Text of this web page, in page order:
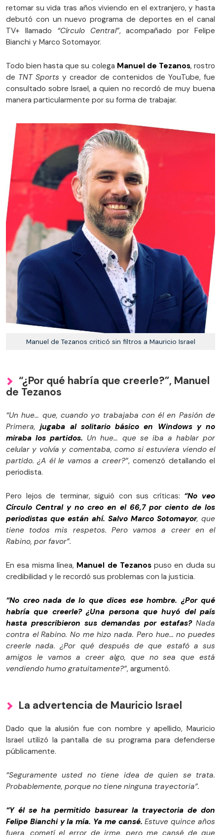
retomar su vida tras años viviendo en el extranjero, y hasta
debutó con un nuevo programa de deportes en el canal
TV+ llamado “Círculo Central”, acompañado por Felipe
Bianchi y Marco Sotomayor.
Todo bien hasta que su colega Manuel de Tezanos, rostro
de TNT Sports y creador de contenidos de YouTube, fue
consultado sobre Israel, a quien no recordó de muy buena
manera particularmente por su forma de trabajar.
Manuel de Tezanos criticó sin filtros a Mauricio Israel
“¿Por qué habría que creerle?”, Manuel
de Tezanos
“Un hue… que, cuando yo trabajaba con él en Pasión de
Primera,jugaba al solitario básico en Windows y no
miraba los partidos. Un hue… que se iba a hablar por
celular y volvía y comentaba, como si estuviera viendo el
partido. ¿A él le vamos a creer?”, comenzó detallando el
periodista.
Pero lejos de terminar, siguió con sus críticas: “No veo
Círculo Central y no creo en el 66,7 por ciento de los
periodistas que están ahí. Salvo Marco Sotomayor, que
tiene todos mis respetos. Pero vamos a creer en el
Rabino, por favor”.
En esa misma línea, Manuel de Tezanospuso en duda su
credibilidad y le recordó sus problemas con la justicia.
“No creo nada de lo que dices ese hombre. ¿Por qué
habría que creerle? ¿Una persona que huyó del país
hasta prescribieron sus demandas por estafas?Nada
contra el Rabino. No me hizo nada. Pero hue… no puedes
creerle nada. ¿Por qué después de que estafó a sus
amigos le vamos a creer algo, que no sea que está
vendiendo humo gratuitamente?”, argumentó.
La advertencia de Mauricio Israel
Dado que la alusión fue con nombre y apellido, Mauricio
Israel utilizó la pantalla de su programa para defenderse
públicamente.
“Seguramente usted no tiene idea de quien se trata.
Probablemente, porque no tiene ninguna trayectoria”.
“Y él se ha permitido basurear la trayectoria de don
Felipe Bianchi y la mía. Ya me cansé. Estuve quince años